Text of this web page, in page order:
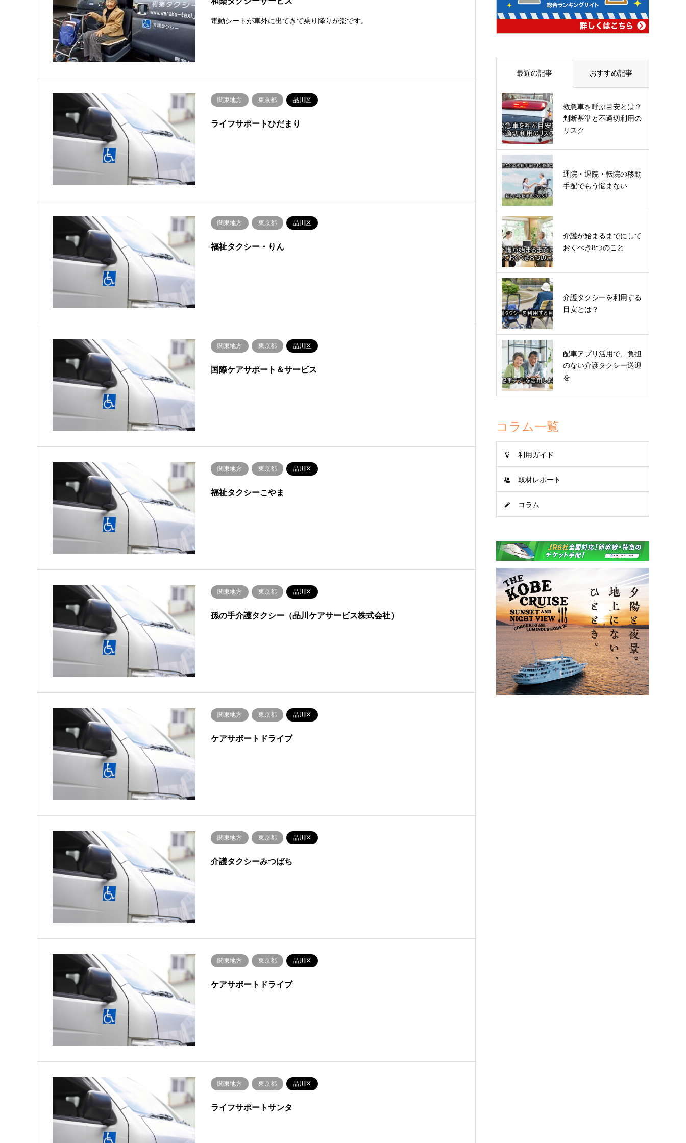
電動シートが車外に出てきて乗り降りが楽です。
関東地方 東京都 品川区
ライフサポートひだまり
関東地方 東京都 品川区
福祉タクシー・りん
関東地方 東京都 品川区
国際ケアサポート＆サービス
関東地方 東京都 品川区
福祉タクシーこやま
関東地方 東京都 品川区
孫の手介護タクシー（品川ケアサービス株式会社）
関東地方 東京都 品川区
ケアサポートドライブ
関東地方 東京都 品川区
介護タクシーみつばち
関東地方 東京都 品川区
ケアサポートドライブ
関東地方 東京都 品川区
ライフサポートサンタ
最近の記事 おすすめ記事
救急車を呼ぶ目安とは？
判断基準と不適切利用の
リスク
通院・退院・転院の移動
手配でもう悩まない
介護が始まるまでにして
おくべき8つのこと
介護タクシーを利用する
目安とは？
配車アプリ活用で、負担
のない介護タクシー送迎
を
コラム一覧
利用ガイド
取材レポート
コラム